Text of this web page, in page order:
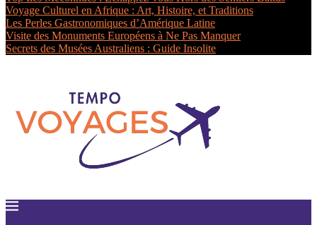
Voyage Culturel en Afrique : Art, Histoire, et Traditions
Les Perles Gastronomiques d’Amérique Latine
Visite des Monuments Européens à Ne Pas Manquer
Secrets des Musées Australiens : Guide Insolite